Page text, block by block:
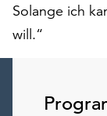
Solange ich
will.“